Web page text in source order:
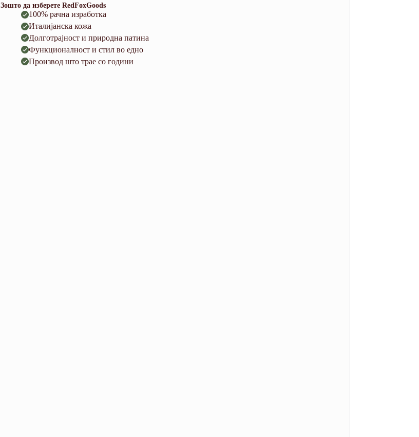
количина
Зошто да изберете RedFoxGoods
100% рачна изработка
Италијанска кожа
Долготрајност и природна патина
Функционалност и стил во едно
Производ што трае со години